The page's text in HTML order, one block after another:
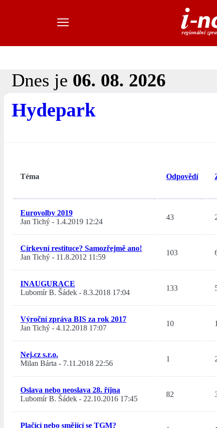
Dnes je 06. 08. 2026
Hydepark
Téma Odpovědí
Eurovolby 2019
Jan Tichý - 1.4.2019 12:24
43
Církevní restituce? Samozřejmě ano!
Jan Tichý - 11.8.2012 11:59
103
INAUGURACE
Lubomír B. Šádek - 8.3.2018 17:04
133
Výroční zpráva BIS za rok 2017
Jan Tichý - 4.12.2018 17:07
10
Nej.cz s.r.o.
Milan Bárta - 7.11.2018 22:56
1
Oslava nebo neoslava 28. října
Lubomír B. Šádek - 22.10.2016 17:45
82
Plačící nebo smějící se TGM?